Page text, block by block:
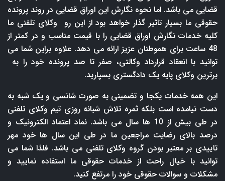
قضایی می باشد. اما نحوه نگارش این اوراق قضایی در روند پرونده
حقوقی ما بسیار تاثیر گذار خواهد بود از این رو وکلای تلفنی ما
کلیه خدمات نگارش اوراق قضایی را با قیمت مناسب و در کمتر از
48 ساعت برای هموطنان عزیز ارائه می دهد. علاوه براین شما می
توانید با انعقاد قرارداد وکالتی، صفر تا صد پرونده خود را به
برترین وکلای پایه یک دادگستری بسپارید.
این همه خدمات یکجا و تضمینی به صورت شانسی و یک شبه به
دست نیامده است بلکه ثمره تلاش شبانه روزی تیم وکلای تلفنی
در طی بیش از 10 ها سال می باشد. نماد اعتماد الکترونیک و
درصد بالای رضایت مراجعین ما در طی این سال ها خود مهر
تاییدی بر معتبر بودن گروه وکلای تلفنی می باشد. فلذا شما می
توانید با خیال راحت از خدمات حقوقی ما استفاده نمایید و
مشکلات و سوالات حقوقی خود را مرتفع کنید.